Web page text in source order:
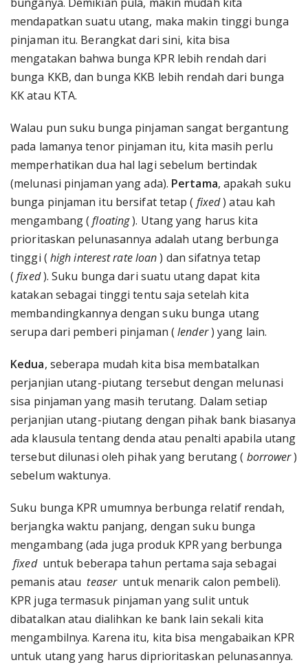
mendapatkan suatu utang, maka makin tinggi bunga
pinjaman itu. Berangkat dari sini, kita bisa
mengatakan bahwa bunga KPR lebih rendah dari
bunga KKB, dan bunga KKB lebih rendah dari bunga
KK atau KTA.
Walau pun suku bunga pinjaman sangat bergantung
pada lamanya tenor pinjaman itu, kita masih perlu
memperhatikan dua hal lagi sebelum bertindak
(melunasi pinjaman yang ada). Pertama, apakah suku
bunga pinjaman itu bersifat tetap ( fixed) atau kah
mengambang (floating). Utang yang harus kita
prioritaskan pelunasannya adalah utang berbunga
tinggi ( high interest rate loan) dan sifatnya tetap
(fixed). Suku bunga dari suatu utang dapat kita
katakan sebagai tinggi tentu saja setelah kita
membandingkannya dengan suku bunga utang
serupa dari pemberi pinjaman (lender) yang lain.
Kedua, seberapa mudah kita bisa membatalkan
perjanjian utang-piutang tersebut dengan melunasi
sisa pinjaman yang masih terutang. Dalam setiap
perjanjian utang-piutang dengan pihak bank biasanya
ada klausula tentang denda atau penalti apabila utang
tersebut dilunasi oleh pihak yang berutang ( borrower)
sebelum waktunya.
Suku bunga KPR umumnya berbunga relatif rendah,
berjangka waktu panjang, dengan suku bunga
mengambang (ada juga produk KPR yang berbunga
fixeduntuk beberapa tahun pertama saja sebagai
pemanis atauteaseruntuk menarik calon pembeli).
KPR juga termasuk pinjaman yang sulit untuk
dibatalkan atau dialihkan ke bank lain sekali kita
mengambilnya. Karena itu, kita bisa mengabaikan KPR
untuk utang yang harus diprioritaskan pelunasannya.